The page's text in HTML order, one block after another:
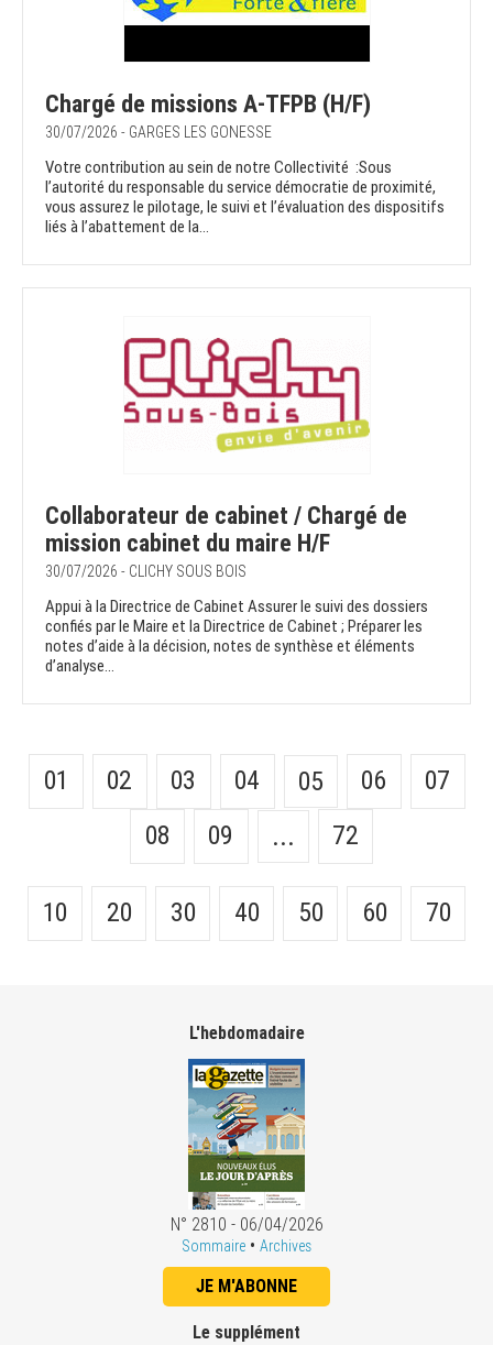
Chargé de missions A-TFPB (H/F)
30/07/2026 - GARGES LES GONESSE
Votre contribution au sein de notre Collectivité :Sous
l’autorité du responsable du service démocratie de proximité,
vous assurez le pilotage, le suivi et l’évaluation des dispositifs
liés à l’abattement de la...
Collaborateur de cabinet / Chargé de
mission cabinet du maire H/F
30/07/2026 - CLICHY SOUS BOIS
Appui à la Directrice de Cabinet Assurer le suivi des dossiers
confiés par le Maire et la Directrice de Cabinet ; Préparer les
notes d’aide à la décision, notes de synthèse et éléments
d’analyse...
01 02 03 04 05 06
07
08
09 ... 72
10 20 30 40 50 60 70
L'hebdomadaire
N° 2810 - 06/04/2026
Sommaire • Archives
JE M'ABONNE
Le supplément